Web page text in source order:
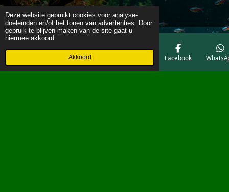
Deze website gebruikt cookies voor analyse-
doeleinden en/of het tonen van advertenties. Door
gebruik te blijven maken van de site gaat u
hiermee akkoord.
Akkoord
Telefoonnummer Facebook